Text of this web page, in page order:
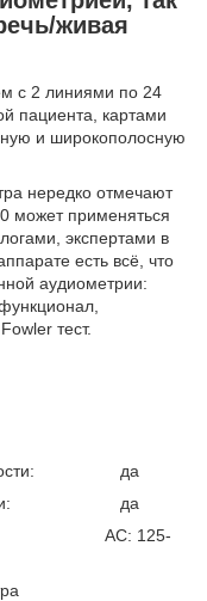
живая
с 2 линиями по 24
пациента, картами
и широкополосную
нередко отмечают
может применяться
экспертами в
есть всё, что
аудиометрии:
тест.
да
да
АС: 125-